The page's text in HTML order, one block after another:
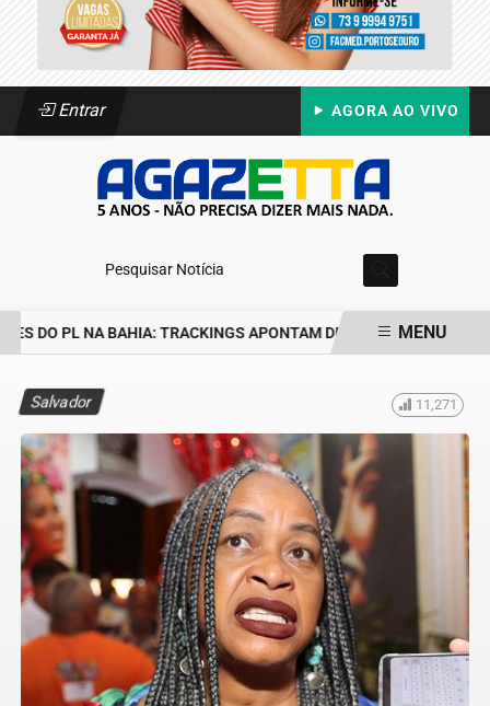
Entrar AGORA AO VIVO
Pesquisar Notícia
DO PL NA BAHIA: TRACKINGS APONTAM DRA. RAISSA SOARES E
MENU
Salvador 11,271